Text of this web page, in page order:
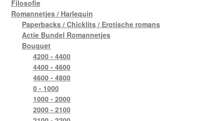
Filosofie
Romannetjes / Harlequin
Paperbacks / Chicklits / Erotische romans
Actie Bundel Romannetjes
Bouquet
4200 - 4400
4400 - 4600
4600 - 4800
0 - 1000
1000 - 2000
2000 - 2100